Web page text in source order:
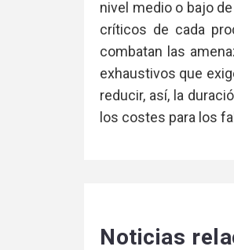
nivel medio o bajo
críticos de cada
combatan las
exhaustivos que
reducir, así, la
los costes para los
Noticias